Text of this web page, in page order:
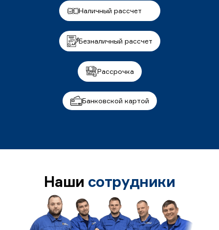
Наличный рассчет
Безналичный рассчет
Рассрочка
Банковской картой
Наши сотрудники